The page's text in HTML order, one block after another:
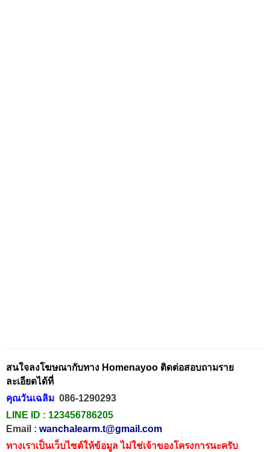
สนใจลงโฆษณากับทาง Homenayoo ติดต่อสอบถามราย
ละเอียดได้ที่
คุณวันเฉลิม 086-1290293
LINE ID : 123456786205
Email : wanchalearm.t@gmail.com
ทางเราเป็นเว็บไซต์ให้ข้อมูล ไม่ใช่เจ้าของโครงการนะครับ